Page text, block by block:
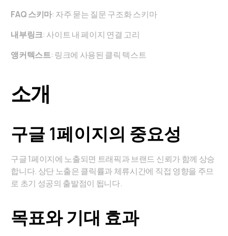
FAQ 스키마: 자주 묻는 질문 구조화 스키마
내부링크: 사이트 내 페이지 연결 고리
앵커텍스트: 링크에 사용된 클릭 텍스트
소개
구글 1페이지의 중요성
구글 1페이지에 노출되면 트래픽과 브랜드 신뢰가 함께 상승
합니다. 상단 노출은 클릭률과 체류시간에 직접 영향을 주므
로 초기 성공의 출발점이 됩니다.
목표와 기대 효과